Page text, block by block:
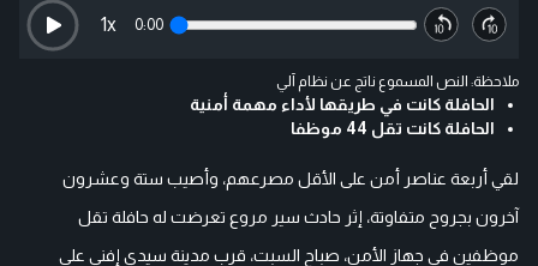
0:00
1x
ملاحظة: النص المسموع ناتج عن نظام آلي
الحافلة كانت في طريقها لأداء مهمة أمنية
الحافلة كانت تقل 44 موظفا
لقي أربعة عناصر أمن على الأقل مصرعهم، وأصيب ستة وعشرون
آخرون بجروح متفاوتة، إثر حادث سير مروع تعرضت له حافلة تقل
موظفين في جهاز الأمن، صباح السبت، قرب مدينة سيدي إفني على